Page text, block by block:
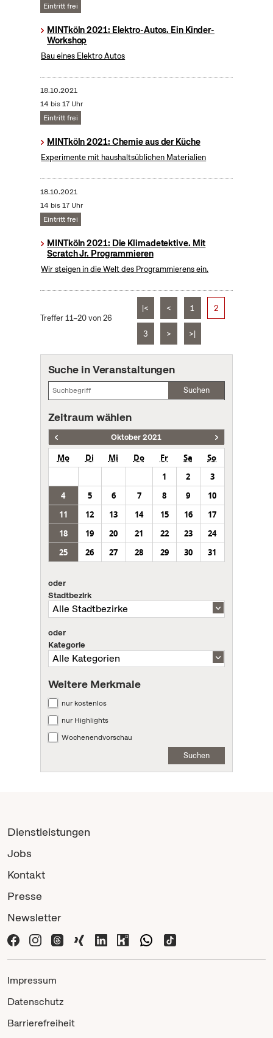
Eintritt frei
MINTköln 2021: Elektro-Autos. Ein Kinder-
Workshop
Bau eines Elektro Autos
18.10.2021
14 bis 17 Uhr
Eintritt frei
MINTköln 2021: Chemie aus der Küche
Experimente mit haushaltsüblichen Materialien
18.10.2021
14 bis 17 Uhr
Eintritt frei
MINTköln 2021: Die Klimadetektive. Mit
Scratch Jr. Programmieren
Wir steigen in die Welt des Programmierens ein.
Treffer 11–20 von 26
|< < 1 2
3 > >|
Suche in Veranstaltungen
Suchen
Zeitraum wählen
Oktober 2021
Mo Di Mi Do Fr Sa
So
1
2
3
4
5 6 7 8 9
10
11
12 13 14 15 16
17
18
19 20 21 22 23
24
25
26 27 28 29 30 31
oder
Stadtbezirk
oder
Kategorie
Weitere Merkmale
nur kostenlos
nur Highlights
Wochenendvorschau
Suchen
Dienstleistungen
Jobs
Kontakt
Presse
Newsletter
Impressum
Datenschutz
Barrierefreiheit